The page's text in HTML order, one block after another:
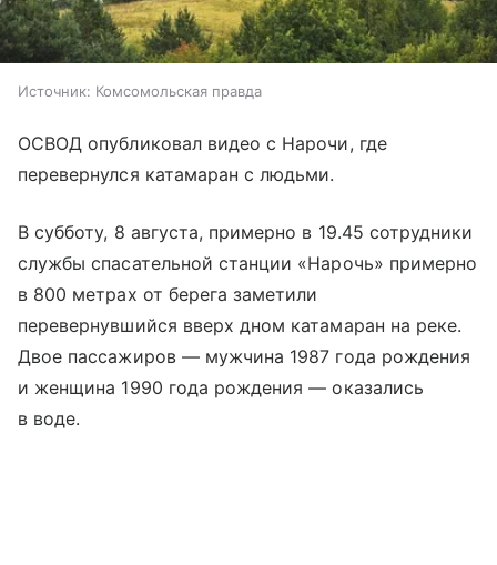
Источник: Комсомольская правда
ОСВОД опубликовал видео с Нарочи, где
перевернулся катамаран с людьми.
В субботу, 8 августа, примерно в 19.45 сотрудники
службы спасательной станции «Нарочь» примерно
в 800 метрах от берега заметили
перевернувшийся вверх дном катамаран на реке.
Двое пассажиров — мужчина 1987 года рождения
и женщина 1990 года рождения — оказались
в воде.